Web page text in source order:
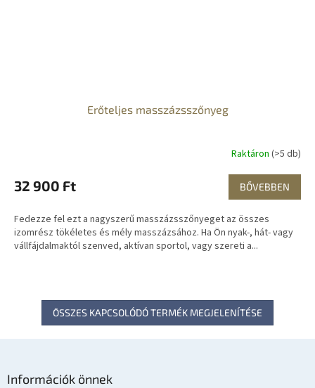
Erőteljes masszázsszőnyeg
Raktáron (>5 db)
32 900 Ft BŐVEBBEN
Fedezze fel ezt a nagyszerű masszázsszőnyeget az összes
izomrész tökéletes és mély masszázsához. Ha Ön nyak-, hát- vagy
vállfájdalmaktól szenved, aktívan sportol, vagy szereti a...
ÖSSZES KAPCSOLÓDÓ TERMÉK MEGJELENÍTÉSE
Információk önnek